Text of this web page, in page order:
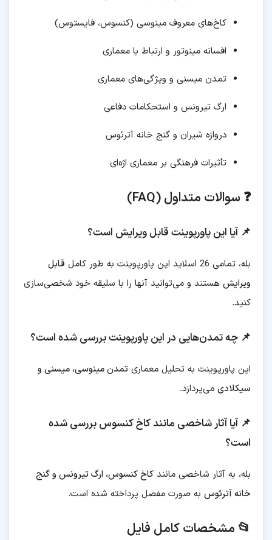
کاخ‌های معروف مینوسی (کنسوس، فایستوس)
افسانه مینوتور و ارتباط با معماری
تمدن میسنی و ویژگی‌های معماری
ارگ تیرونس و استحکامات دفاعی
دروازه شیران و گنج خانه آترئوس
تأثیرات فرهنگی بر معماری اژه‌ای
❓ سوالات متداول (FAQ)
📌 آیا این پاورپوینت قابل ویرایش است؟
بله، تمامی 26 اسلاید این پاورپوینت به طور کامل
قابل
ویرایش هستند و می‌توانید آنها را با سلیقه خود شخصی‌سازی
کنید.
📌 چه تمدن‌هایی در این پاورپوینت بررسی شده است؟
این پاورپوینت به تحلیل معماری تمدن مینوسی، میسنی و
سیکلادی می‌پردازد.
📌 آیا آثار شاخصی مانند کاخ کنسوس بررسی شده
است؟
بله، به آثار شاخصی مانند کاخ کنسوس، ارگ تیرونس و گنج
خانه آترئوس به صورت مفصل پرداخته شده است.
📂 مشخصات کامل فایل